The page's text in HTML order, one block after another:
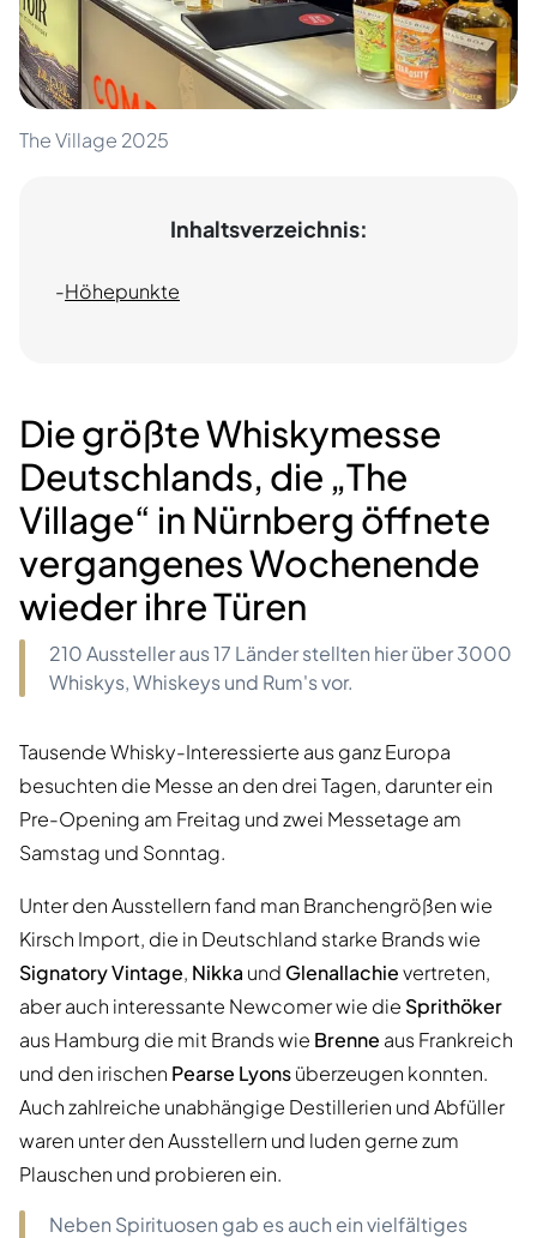
The Village 2025
Inhaltsverzeichnis:
-Höhepunkte
Die größte Whiskymesse
Deutschlands, die „The
Village“ in Nürnberg öffnete
vergangenes Wochenende
wieder ihre Türen
210 Aussteller aus 17 Länder stellten hier über 3000
Whiskys, Whiskeys und Rum's vor.
Tausende Whisky-Interessierte aus ganz Europa
besuchten die Messe an den drei Tagen, darunter ein
Pre-Opening am Freitag und zwei Messetage am
Samstag und Sonntag.
Unter den Ausstellern fand man Branchengrößen wie
Kirsch Import, die in Deutschland starke Brands wie
Signatory Vintage, Nikka und Glenallachievertreten,
aber auch interessante Newcomer wie die Sprithöker
aus Hamburg die mit Brands wie Brenne aus Frankreich
und den irischen Pearse Lyonsüberzeugen konnten.
Auch zahlreiche unabhängige Destillerien und Abfüller
waren unter den Ausstellern und luden gerne zum
Plauschen und probieren ein.
Neben Spirituosen gab es auch ein vielfältiges